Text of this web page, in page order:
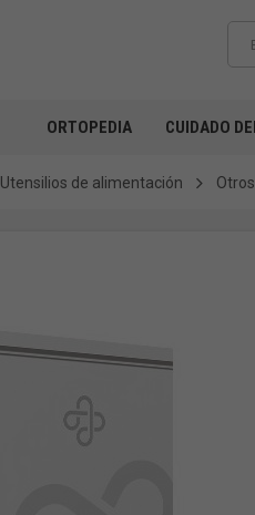
ORTOPEDIA CUIDADO
Utensilios de alimentación